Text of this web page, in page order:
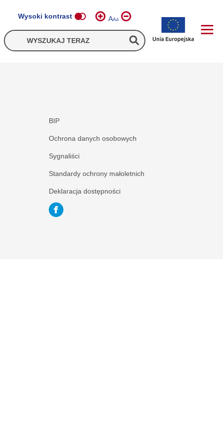
Wysoki kontrast AAA
BIP
Ochrona danych osobowych
Sygnaliści
Standardy ochrony małoletnich
Deklaracja dostępności